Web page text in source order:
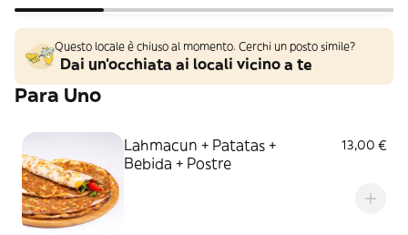
Questo locale è chiuso al momento. Cerchi un posto simile?
Dai un'occhiata ai locali vicino a te
Para Uno
Lahmacun + Patatas +
Bebida + Postre
13,00 €